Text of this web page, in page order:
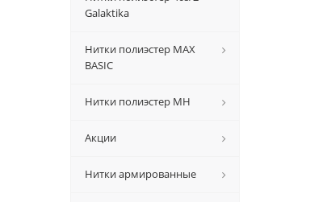
Galaktika
Нитки полиэстер MAX
BASIC
Нитки полиэстер MH
Акции
Нитки армированные